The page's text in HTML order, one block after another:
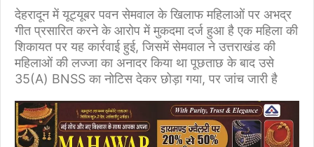
देहरादून में यूट्यूबर पवन सेमवाल के खिलाफ महिलाओं पर अभद्र
गीत प्रसारित करने के आरोप में मुकदमा दर्ज हुआ है एक महिला की
शिकायत पर यह कार्रवाई हुई, जिसमें सेमवाल ने उत्तराखंड की
महिलाओं की लज्जा का अनादर किया था पूछताछ के बाद उसे
35(A) BNSS का नोटिस देकर छोड़ा गया, पर जांच जारी है